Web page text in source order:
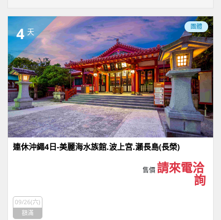
4 天
團體
連休沖繩4日-美麗海水族館.波上宮.瀨長島(長榮)
售價 請來電洽
詢
09/26(六)
額滿